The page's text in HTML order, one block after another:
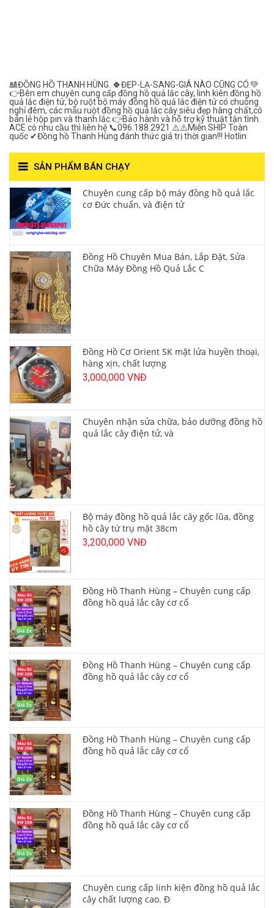
🎎ĐỒNG HỒ THANH HÙNG. 🍀ĐẸP-LẠ-SANG-GIÁ NÀO CŨNG CÓ.💚
👉Bên em chuyên cung cấp đồng hồ quả lắc cây, linh kiên đồng hồ
quả lắc điện tử, bộ ruột bộ máy đồng hồ quả lắc điện tử có chuông
nghỉ đêm, các mẫu ruột đồng hồ quả lắc cây siêu đẹp hàng chất,có
bán lẻ hộp pin và thanh lắc 👉Bảo hành và hỗ trợ kỹ thuật tận tình.
ACE có nhu cầu thì liên hệ 📞096.188.2921 ⚠️⚠️Miễn SHIP Toàn
quốc ✔Đồng hồ Thanh Hùng đánh thức giá trị thời gian!!! Hotlin
SẢN PHẨM BÁN CHẠY
Chuyên cung cấp bộ máy đồng hồ quả lắc
cơ Đức chuẩn, và điện tử
Đồng Hồ Chuyên Mua Bán, Lắp Đặt, Sửa
Chữa Máy Đồng Hồ Quả Lắc C
Đồng Hồ Cơ Orient SK mặt lửa huyền thoại,
hàng xịn, chất lượng
3,000,000 VNĐ
Chuyên nhận sửa chữa, bảo dưỡng đồng hồ
quả lắc cây điện tử, và
Bộ máy đồng hồ quả lắc cây gốc lũa, đồng
hồ cây tứ trụ mặt 38cm
3,200,000 VNĐ
Đồng Hồ Thanh Hùng – Chuyên cung cấp
đồng hồ quả lắc cây cơ cổ
Đồng Hồ Thanh Hùng – Chuyên cung cấp
đồng hồ quả lắc cây cơ cổ
Đồng Hồ Thanh Hùng – Chuyên cung cấp
đồng hồ quả lắc cây cơ cổ
Đồng Hồ Thanh Hùng – Chuyên cung cấp
đồng hồ quả lắc cây cơ cổ
Chuyên cung cấp linh kiện đồng hồ quả lắc
cây chất lượng cao. Đ